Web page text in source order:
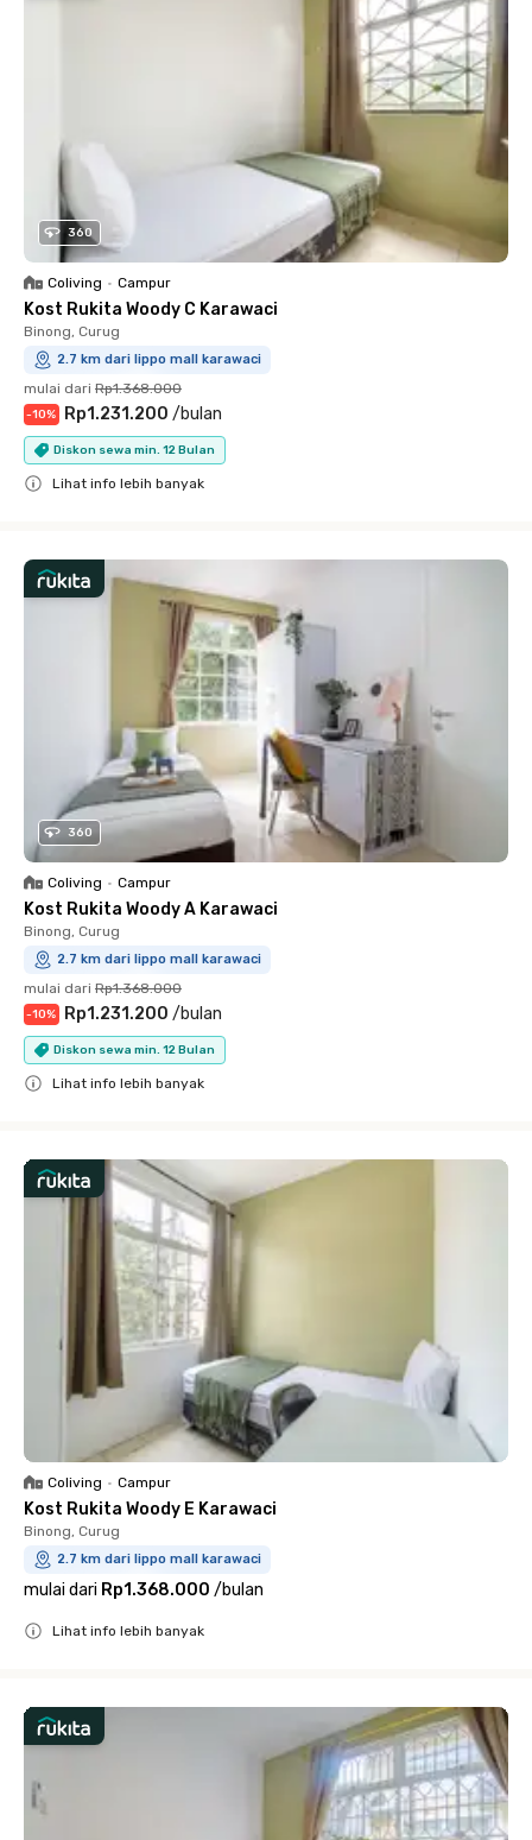
360
Coliving • Campur
Kost Rukita Woody C Karawaci
Binong, Curug
2.7 km dari lippo mall karawaci
mulai dari Rp1.368.000
-10% Rp1.231.200 /bulan
Diskon sewa min. 12 Bulan
Lihat info lebih banyak
360
Coliving • Campur
Kost Rukita Woody A Karawaci
Binong, Curug
2.7 km dari lippo mall karawaci
mulai dari Rp1.368.000
-10% Rp1.231.200 /bulan
Diskon sewa min. 12 Bulan
Lihat info lebih banyak
Coliving • Campur
Kost Rukita Woody E Karawaci
Binong, Curug
2.7 km dari lippo mall karawaci
mulai dari Rp1.368.000 /bulan
Lihat info lebih banyak